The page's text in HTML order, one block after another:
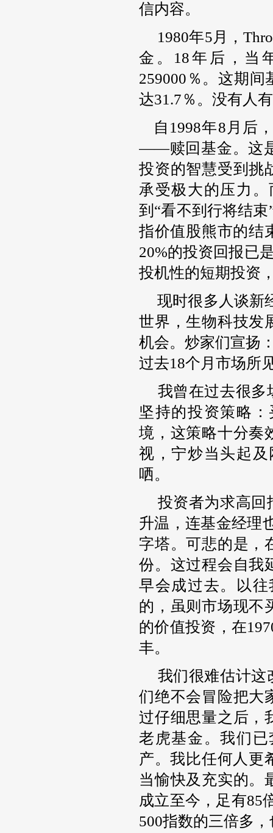
信内容。
1980年5月，
金。18年后，当
259000％。这期
达31.7％。没有人
自1998年8月后
——赎回基金。这
投资的智慧受到挑
承受极大的压力
到“看不到行将结
指价值股熊市的结
20%的投资回报已
投机性的短期投资
现时很多人谈新
世界，生物科技发
机会。炒家们宣扬
过去18个月市场所
我曾在过去很多
坚持的投资策略
境，这策略十分奏
视，宁炒当头起
哂。
投资者为求高回
升温，连基金经理
字塔。可悲的是，
份。这过程会自我
早会成过去。以
的，虽则市场现不
的价值投资，在
丰。
我们很难估计这
们绝不会冒险把大
过仔细思量之后
老虎基金。我们
产。我比任何人更
当愉快及充实的。
成立至今，足有85
500指数的三倍多